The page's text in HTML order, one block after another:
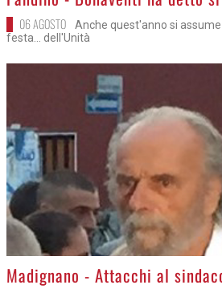
06 AGOSTO
Anche quest'anno si
festa... dell'Unità
>Madignano - Attacchi al